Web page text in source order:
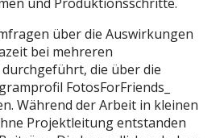
über die Auswirkungen
bei mehreren
die über die
FotosForFriends_
Während der Arbeit in kleinen
Projektleitung entstanden